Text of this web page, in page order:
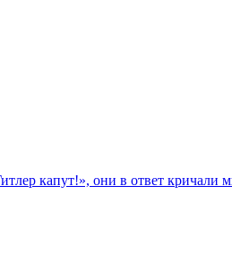
капут!», они в ответ кричали